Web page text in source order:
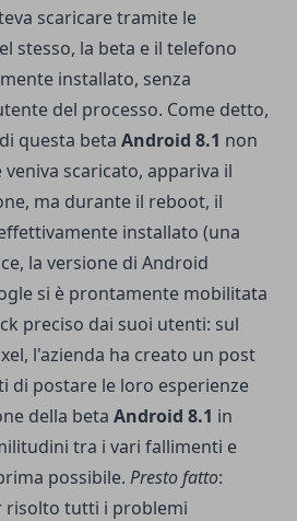
scaricare tramite le
stesso, la beta e il telefono
installato, senza
del processo. Come detto,
questa beta Android 8.1 non
scaricato, appariva il
ma durante il reboot, il
installato (una
la versione di Android
si è prontamente mobilitata
preciso dai suoi utenti: sul
l'azienda ha creato un post
di postare le loro esperienze
della beta Android 8.1 in
tra i vari fallimenti e
possibile. Presto fatto:
risolto tutti i problemi